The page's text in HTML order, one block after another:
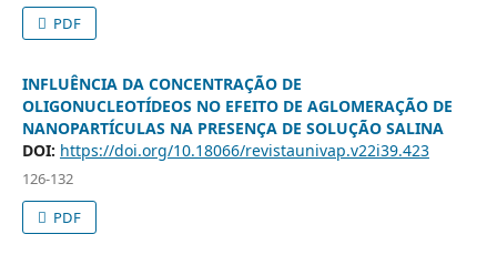
PDF
INFLUÊNCIA DA CONCENTRAÇÃO DE
OLIGONUCLEOTÍDEOS NO EFEITO DE AGLOMERAÇÃO DE
NANOPARTÍCULAS NA PRESENÇA DE SOLUÇÃO SALINA
DOI: https://doi.org/10.18066/revistaunivap.v22i39.423
126-132
PDF